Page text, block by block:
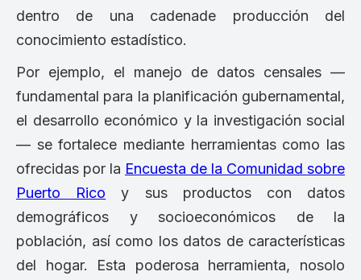
dentro de una cadenade producción del
conocimiento estadístico.
Por ejemplo, el manejo de datos censales —
fundamental para la planificación gubernamental,
el desarrollo económico y la investigación social
— se fortalece mediante herramientas como las
ofrecidas por la Encuesta de la Comunidad sobre
Puerto Rico y sus productos con datos
demográficos y socioeconómicos de la
población, así como los datos de características
del hogar. Esta poderosa herramienta, nosolo